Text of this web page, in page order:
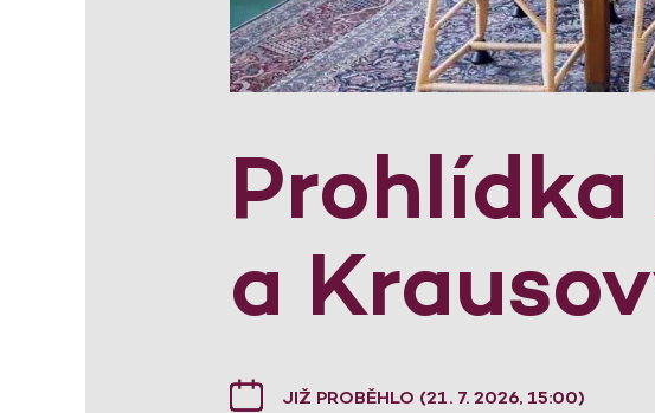
a
JIŽ PROBĚHLO (21. 7. 2026, 15:00)